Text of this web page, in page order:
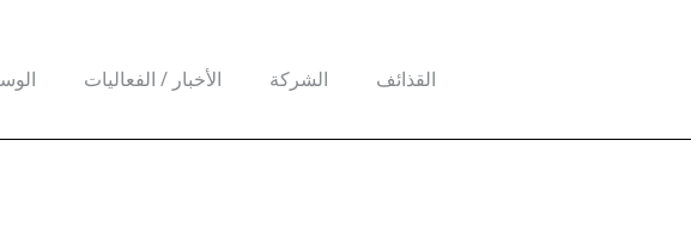
القذائف الشركة الأخبار / الفعاليات